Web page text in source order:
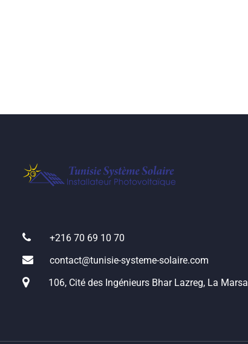
+216 70 69 10 70
contact@tunisie-systeme-solaire.com
106, Cité des Ingénieurs Bhar Lazreg, La Marsa